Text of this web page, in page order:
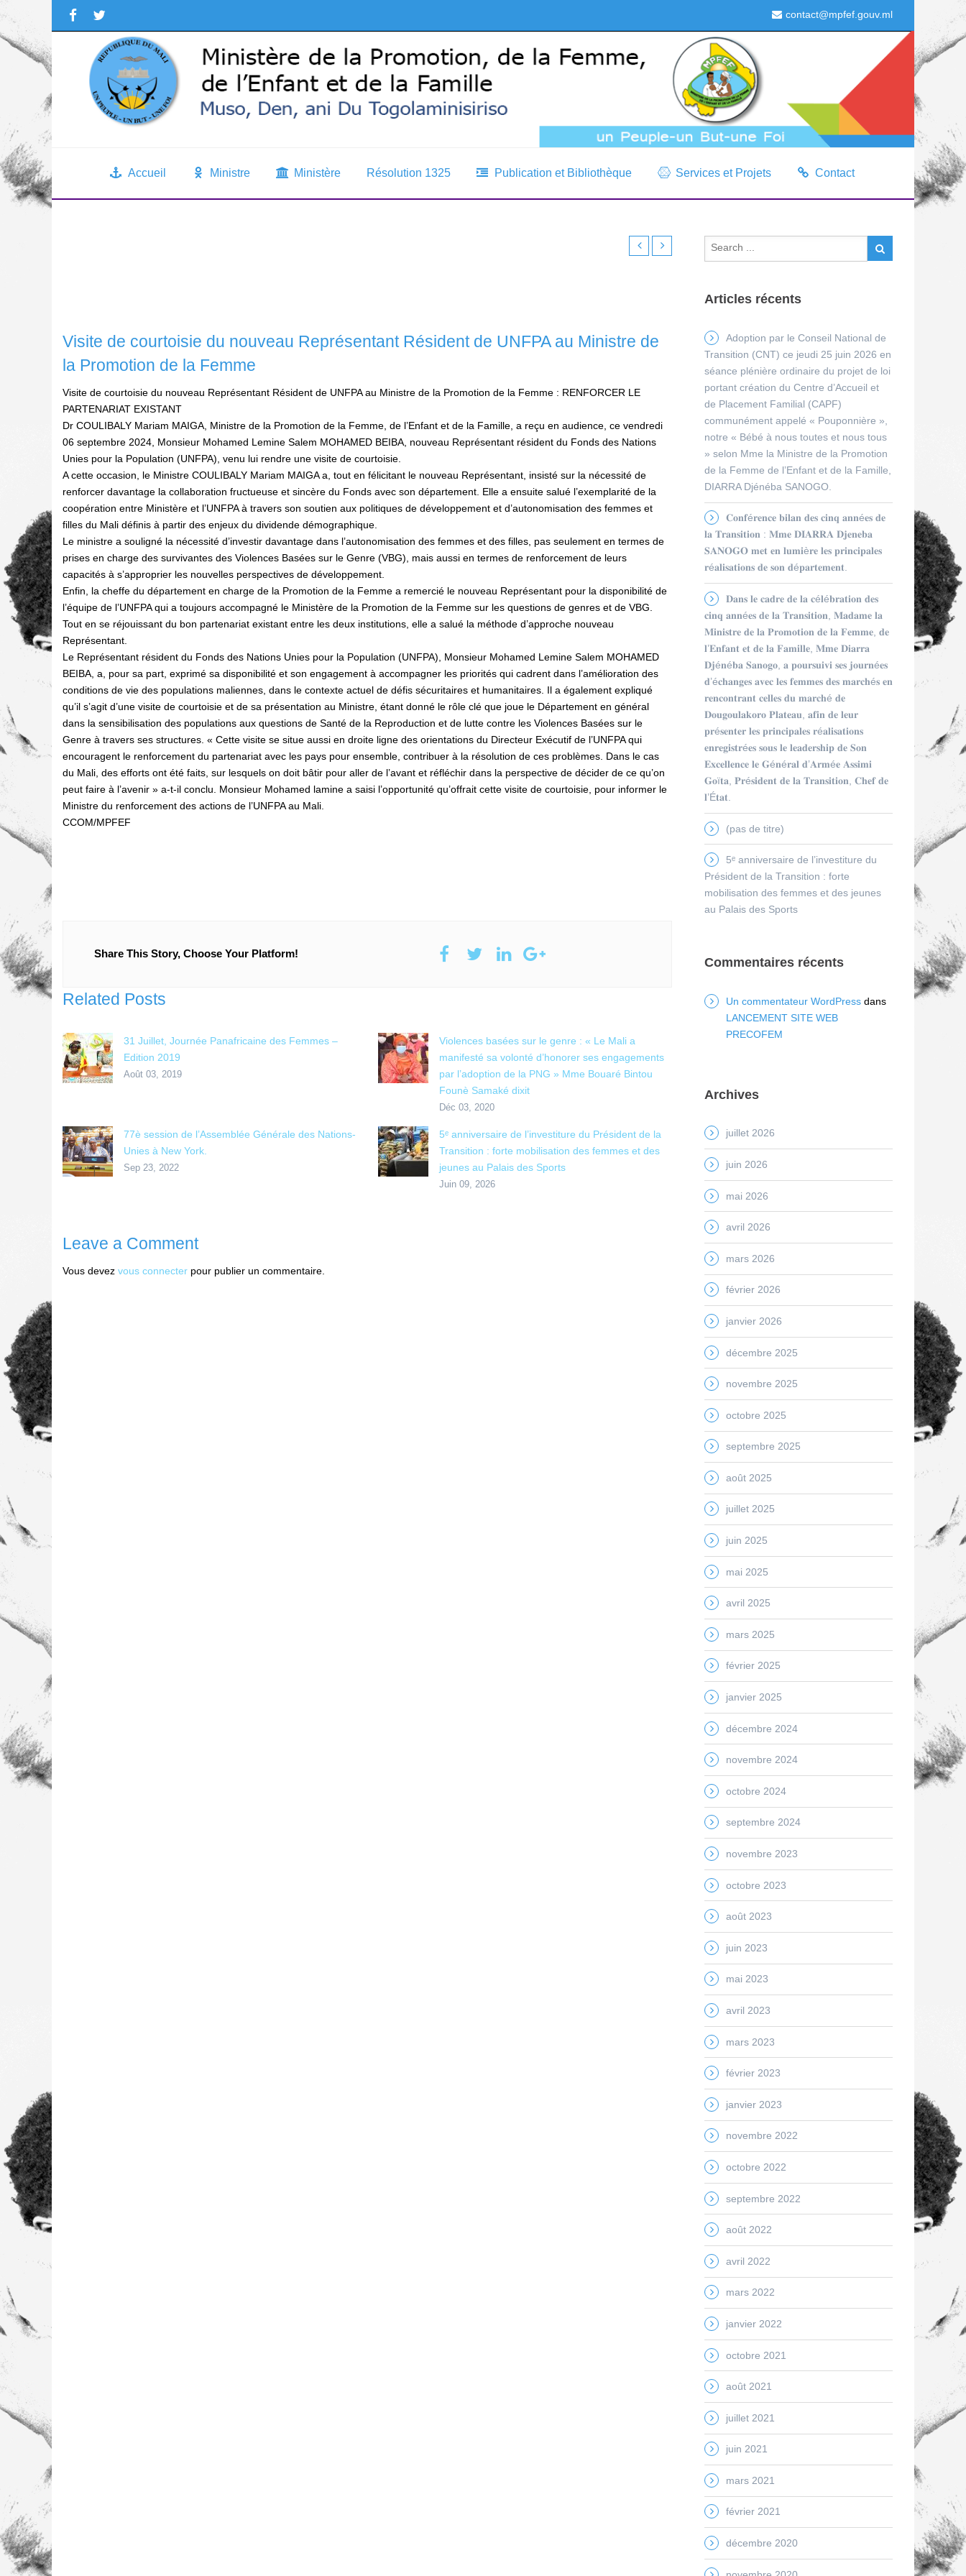
contact@mpfef.gouv.ml
Accueil Ministre Ministère Résolution 1325 Publication et Bibliothèque Services et Projets Contact
Visite de courtoisie du nouveau Représentant Résident de UNFPA au Ministre de
la Promotion de la Femme
Visite de courtoisie du nouveau Représentant Résident de UNFPA au Ministre de la Promotion de la Femme : RENFORCER LE
PARTENARIAT EXISTANT
Dr COULIBALY Mariam MAIGA, Ministre de la Promotion de la Femme, de l’Enfant et de la Famille, a reçu en audience, ce vendredi
06 septembre 2024, Monsieur Mohamed Lemine Salem MOHAMED BEIBA, nouveau Représentant résident du Fonds des Nations
Unies pour la Population (UNFPA), venu lui rendre une visite de courtoisie.
A cette occasion, le Ministre COULIBALY Mariam MAIGA a, tout en félicitant le nouveau Représentant, insisté sur la nécessité de
renforcer davantage la collaboration fructueuse et sincère du Fonds avec son département. Elle a ensuite salué l’exemplarité de la
coopération entre Ministère et l’UNFPA à travers son soutien aux politiques de développement et d’autonomisation des femmes et
filles du Mali définis à partir des enjeux du dividende démographique.
Le ministre a souligné la nécessité d’investir davantage dans l’autonomisation des femmes et des filles, pas seulement en termes de
prises en charge des survivantes des Violences Basées sur le Genre (VBG), mais aussi en termes de renforcement de leurs
capacités à s’approprier les nouvelles perspectives de développement.
Enfin, la cheffe du département en charge de la Promotion de la Femme a remercié le nouveau Représentant pour la disponibilité de
l’équipe de l’UNFPA qui a toujours accompagné le Ministère de la Promotion de la Femme sur les questions de genres et de VBG.
Tout en se réjouissant du bon partenariat existant entre les deux institutions, elle a salué la méthode d’approche nouveau
Représentant.
Le Représentant résident du Fonds des Nations Unies pour la Population (UNFPA), Monsieur Mohamed Lemine Salem MOHAMED
BEIBA, a, pour sa part, exprimé sa disponibilité et son engagement à accompagner les priorités qui cadrent dans l’amélioration des
conditions de vie des populations maliennes, dans le contexte actuel de défis sécuritaires et humanitaires. Il a également expliqué
qu’il s’agit d’une visite de courtoisie et de sa présentation au Ministre, étant donné le rôle clé que joue le Département en général
dans la sensibilisation des populations aux questions de Santé de la Reproduction et de lutte contre les Violences Basées sur le
Genre à travers ses structures. « Cette visite se situe aussi en droite ligne des orientations du Directeur Exécutif de l’UNFPA qui
encouragent le renforcement du partenariat avec les pays pour ensemble, contribuer à la résolution de ces problèmes. Dans le cas
du Mali, des efforts ont été faits, sur lesquels on doit bâtir pour aller de l’avant et réfléchir dans la perspective de décider de ce qu’on
peut faire à l’avenir » a-t-il conclu. Monsieur Mohamed lamine a saisi l’opportunité qu’offrait cette visite de courtoisie, pour informer le
Ministre du renforcement des actions de l’UNFPA au Mali.
CCOM/MPFEF
Share This Story, Choose Your Platform!
Related Posts
31 Juillet, Journée Panafricaine des Femmes –
Edition 2019
Août 03, 2019
Violences basées sur le genre : « Le Mali a
manifesté sa volonté d’honorer ses engagements
par l’adoption de la PNG » Mme Bouaré Bintou
Founè Samaké dixit
Déc 03, 2020
77è session de l’Assemblée Générale des Nations-
Unies à New York.
Sep 23, 2022
5ᵉ anniversaire de l’investiture du Président de la
Transition : forte mobilisation des femmes et des
jeunes au Palais des Sports
Juin 09, 2026
Leave a Comment
Vous devez vous connecter pour publier un commentaire.
Articles récents
Adoption par le Conseil National de
Transition (CNT) ce jeudi 25 juin 2026 en
séance plénière ordinaire du projet de loi
portant création du Centre d’Accueil et
de Placement Familial (CAPF)
communément appelé « Pouponnière »,
notre « Bébé à nous toutes et nous tous
» selon Mme la Ministre de la Promotion
de la Femme de l’Enfant et de la Famille,
DIARRA Djénéba SANOGO.
𝐂𝐨𝐧𝐟é𝐫𝐞𝐧𝐜𝐞 𝐛𝐢𝐥𝐚𝐧 𝐝𝐞𝐬 𝐜𝐢𝐧𝐪 𝐚𝐧𝐧é𝐞𝐬 𝐝𝐞
𝐥𝐚 𝐓𝐫𝐚𝐧𝐬𝐢𝐭𝐢𝐨𝐧 : 𝐌𝐦𝐞 𝐃𝐈𝐀𝐑𝐑𝐀 𝐃𝐣𝐞𝐧𝐞𝐛𝐚
𝐒𝐀𝐍𝐎𝐆𝐎 𝐦𝐞𝐭 𝐞𝐧 𝐥𝐮𝐦𝐢è𝐫𝐞 𝐥𝐞𝐬 𝐩𝐫𝐢𝐧𝐜𝐢𝐩𝐚𝐥𝐞𝐬
𝐫é𝐚𝐥𝐢𝐬𝐚𝐭𝐢𝐨𝐧𝐬 𝐝𝐞 𝐬𝐨𝐧 𝐝é𝐩𝐚𝐫𝐭𝐞𝐦𝐞𝐧𝐭.
𝐃𝐚𝐧𝐬 𝐥𝐞 𝐜𝐚𝐝𝐫𝐞 𝐝𝐞 𝐥𝐚 𝐜é𝐥é𝐛𝐫𝐚𝐭𝐢𝐨𝐧 𝐝𝐞𝐬
𝐜𝐢𝐧𝐪 𝐚𝐧𝐧é𝐞𝐬 𝐝𝐞 𝐥𝐚 𝐓𝐫𝐚𝐧𝐬𝐢𝐭𝐢𝐨𝐧, 𝐌𝐚𝐝𝐚𝐦𝐞 𝐥𝐚
𝐌𝐢𝐧𝐢𝐬𝐭𝐫𝐞 𝐝𝐞 𝐥𝐚 𝐏𝐫𝐨𝐦𝐨𝐭𝐢𝐨𝐧 𝐝𝐞 𝐥𝐚 𝐅𝐞𝐦𝐦𝐞, 𝐝𝐞
𝐥’𝐄𝐧𝐟𝐚𝐧𝐭 𝐞𝐭 𝐝𝐞 𝐥𝐚 𝐅𝐚𝐦𝐢𝐥𝐥𝐞, 𝐌𝐦𝐞 𝐃𝐢𝐚𝐫𝐫𝐚
𝐃𝐣é𝐧é𝐛𝐚 𝐒𝐚𝐧𝐨𝐠𝐨, 𝐚 𝐩𝐨𝐮𝐫𝐬𝐮𝐢𝐯𝐢 𝐬𝐞𝐬 𝐣𝐨𝐮𝐫𝐧é𝐞𝐬
𝐝’é𝐜𝐡𝐚𝐧𝐠𝐞𝐬 𝐚𝐯𝐞𝐜 𝐥𝐞𝐬 𝐟𝐞𝐦𝐦𝐞𝐬 𝐝𝐞𝐬 𝐦𝐚𝐫𝐜𝐡é𝐬 𝐞𝐧
𝐫𝐞𝐧𝐜𝐨𝐧𝐭𝐫𝐚𝐧𝐭 𝐜𝐞𝐥𝐥𝐞𝐬 𝐝𝐮 𝐦𝐚𝐫𝐜𝐡é 𝐝𝐞
𝐃𝐨𝐮𝐠𝐨𝐮𝐥𝐚𝐤𝐨𝐫𝐨 𝐏𝐥𝐚𝐭𝐞𝐚𝐮, 𝐚𝐟𝐢𝐧 𝐝𝐞 𝐥𝐞𝐮𝐫
𝐩𝐫é𝐬𝐞𝐧𝐭𝐞𝐫 𝐥𝐞𝐬 𝐩𝐫𝐢𝐧𝐜𝐢𝐩𝐚𝐥𝐞𝐬 𝐫é𝐚𝐥𝐢𝐬𝐚𝐭𝐢𝐨𝐧𝐬
𝐞𝐧𝐫𝐞𝐠𝐢𝐬𝐭𝐫é𝐞𝐬 𝐬𝐨𝐮𝐬 𝐥𝐞 𝐥𝐞𝐚𝐝𝐞𝐫𝐬𝐡𝐢𝐩 𝐝𝐞 𝐒𝐨𝐧
𝐄𝐱𝐜𝐞𝐥𝐥𝐞𝐧𝐜𝐞 𝐥𝐞 𝐆é𝐧é𝐫𝐚𝐥 𝐝’𝐀𝐫𝐦é𝐞 𝐀𝐬𝐬𝐢𝐦𝐢
𝐆𝐨ï𝐭𝐚, 𝐏𝐫é𝐬𝐢𝐝𝐞𝐧𝐭 𝐝𝐞 𝐥𝐚 𝐓𝐫𝐚𝐧𝐬𝐢𝐭𝐢𝐨𝐧, 𝐂𝐡𝐞𝐟 𝐝𝐞
𝐥’É𝐭𝐚𝐭.
(pas de titre)
5ᵉ anniversaire de l’investiture du
Président de la Transition : forte
mobilisation des femmes et des jeunes
au Palais des Sports
Commentaires récents
Un commentateur WordPressdans
LANCEMENT SITE WEB
PRECOFEM
Archives
juillet 2026
juin 2026
mai 2026
avril 2026
mars 2026
février 2026
janvier 2026
décembre 2025
novembre 2025
octobre 2025
septembre 2025
août 2025
juillet 2025
juin 2025
mai 2025
avril 2025
mars 2025
février 2025
janvier 2025
décembre 2024
novembre 2024
octobre 2024
septembre 2024
novembre 2023
octobre 2023
août 2023
juin 2023
mai 2023
avril 2023
mars 2023
février 2023
janvier 2023
novembre 2022
octobre 2022
septembre 2022
août 2022
avril 2022
mars 2022
janvier 2022
octobre 2021
août 2021
juillet 2021
juin 2021
mars 2021
février 2021
décembre 2020